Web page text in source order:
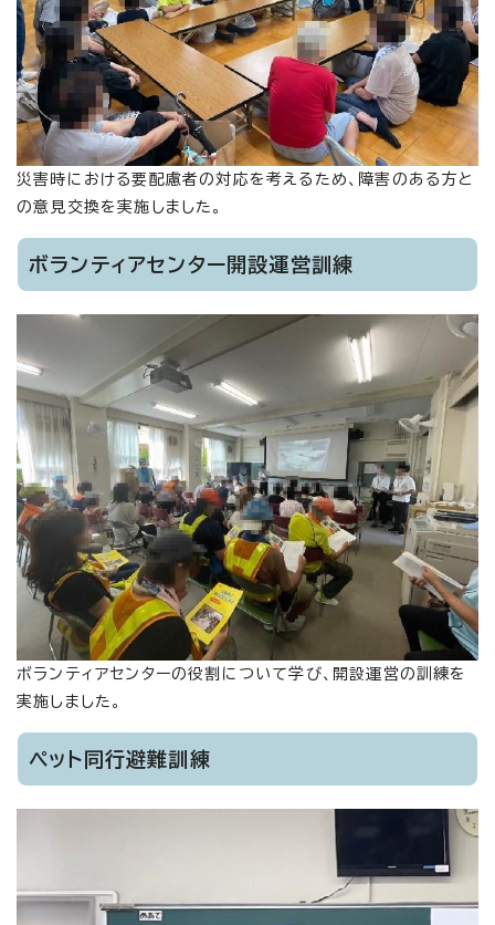
災害時における要配慮者の対応を考えるため、障害のある方と
の意見交換を実施しました。
ボランティアセンター開設運営訓練
ボランティアセンターの役割について学び、開設運営の訓練を
実施しました。
ペット同行避難訓練